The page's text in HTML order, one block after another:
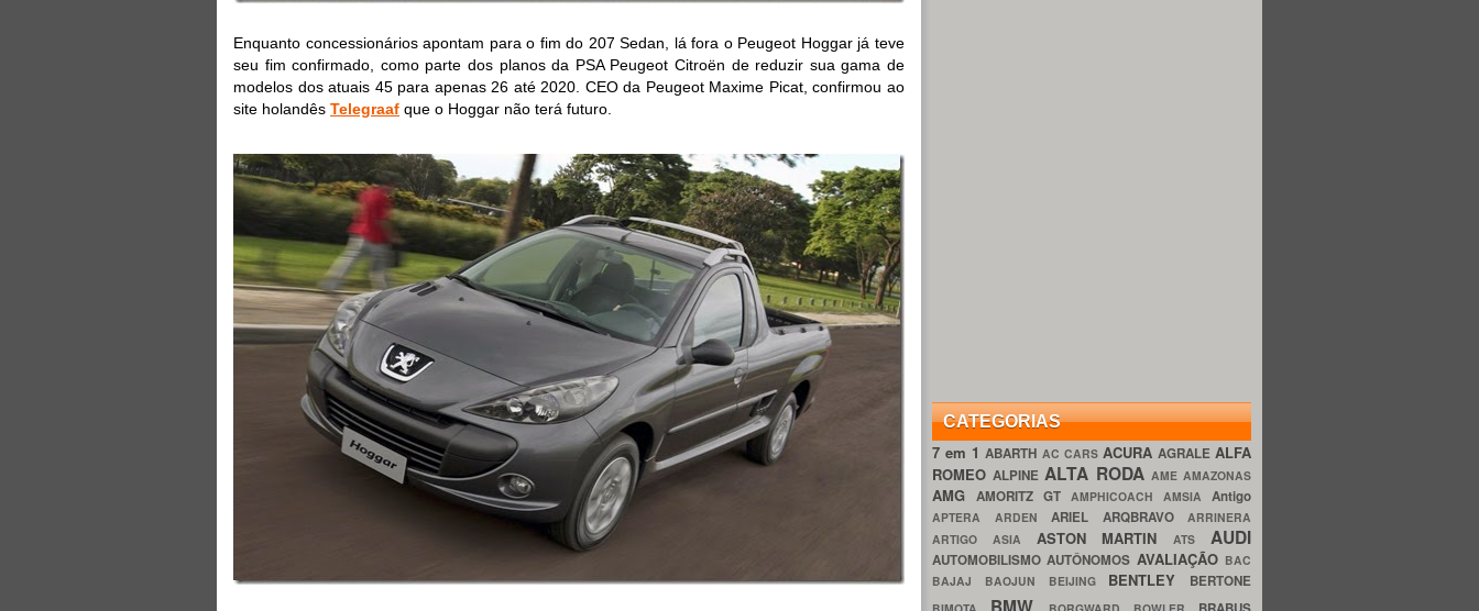
Enquanto concessionários apontam para o fim do 207 Sedan, lá fora o Peugeot Hoggar já teve
seu fim confirmado, como parte dos planos da PSA Peugeot Citroën de reduzir sua gama de
modelos dos atuais 45 para apenas 26 até 2020. CEO da Peugeot Maxime Picat, confirmou ao
site holandês Telegraaf que o Hoggar não terá futuro.
CATEGORIAS
7 em 1ABARTH AC CARS ACURA AGRALE ALFA
ROMEOALPINEALTA RODA AME AMAZONAS
AMG AMORITZ GT AMPHICOACH AMSIA Antigo
APTERA ARDEN ARIEL ARQBRAVO ARRINERA
ARTIGO ASIA ASTON MARTINATS AUDI
AUTOMOBILISMOAUTÔNOMOS AVALIAÇÃO BAC
BAJAJ BAOJUN BEIJING BENTLEY BERTONE